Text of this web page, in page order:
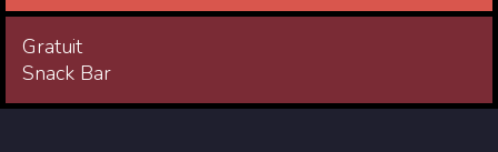
Gratuit
Snack Bar